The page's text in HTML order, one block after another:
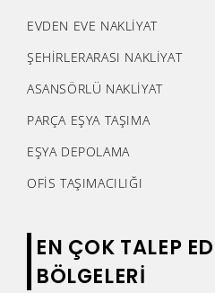
EVDEN EVE NAKLİYAT
ŞEHİRLERARASI NAKLİYAT
ASANSÖRLÜ NAKLİYAT
PARÇA EŞYA TAŞIMA
EŞYA DEPOLAMA
OFİS TAŞIMACILIĞI
EN ÇOK TALEP
BÖLGELERİ